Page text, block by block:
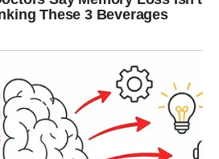
trenuci.
romantičan i sudbinski